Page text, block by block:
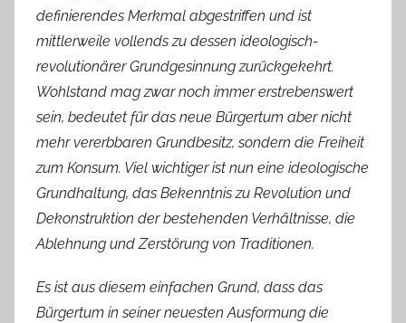
definierendes Merkmal abgestriffen und ist
mittlerweile vollends zu dessen ideologisch-
revolutionärer Grundgesinnung zurückgekehrt.
Wohlstand mag zwar noch immer erstrebenswert
sein, bedeutet für das neue Bürgertum aber nicht
mehr vererbbaren Grundbesitz, sondern die Freiheit
zum Konsum. Viel wichtiger ist nun eine ideologische
Grundhaltung, das Bekenntnis zu Revolution und
Dekonstruktion der bestehenden Verhältnisse, die
Ablehnung und Zerstörung von Traditionen.
Es ist aus diesem einfachen Grund, dass das
Bürgertum in seiner neuesten Ausformung die